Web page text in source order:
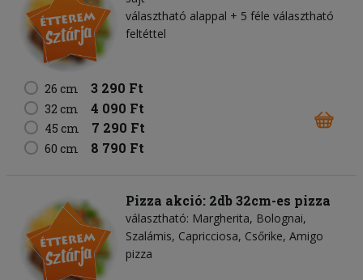
választható alappal + 5 féle választható
feltéttel
26 cm 3 290 Ft
32 cm 4 090 Ft
45 cm 7 290 Ft
60 cm 8 790 Ft
Pizza akció: 2db 32cm-es pizza
választható: Margherita, Bolognai,
Szalámis, Capricciosa, Csőrike, Amigo
pizza